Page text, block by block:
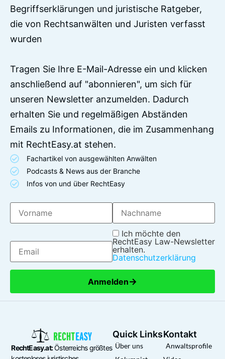
Begriffserklärungen und juristische Ratgeber,
die von Rechtsanwälten und Juristen verfasst
wurden
Tragen Sie Ihre E-Mail-Adresse ein und klicken
anschließend auf "abonnieren", um sich für
unseren Newsletter anzumelden. Dadurch
erhalten Sie und regelmäßigen Abständen
Emails zu Informationen, die im Zusammenhang
mit RechtEasy.at stehen.
Fachartikel von ausgewählten Anwälten
Podcasts & News aus der Branche
Infos von und über RechtEasy
Ich möchte den
RechtEasy Law-Newsletter
erhalten.
Datenschutzerklärung
Anmelden→
RechtEasy.at:Österreichs größtes
Quick Links
Über uns
Kontakt
Anwaltsprofile